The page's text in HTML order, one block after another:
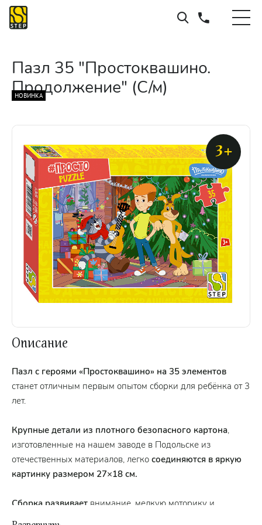
Пазл 35 "Простоквашино.
Продолжение" (С/м)
НОВИНКА
3+
Описание
Пазл с героями «Простоквашино» на 35 элементов
станет отличным первым опытом сборки для ребёнка от 3
лет.
Крупные детали из плотного безопасного картона,
изготовленные на нашем заводе в Подольске из
отечественных материалов, легко соединяются в яркую
картинку размером 27×18 см.
Сборка развивает внимание, мелкую моторику и